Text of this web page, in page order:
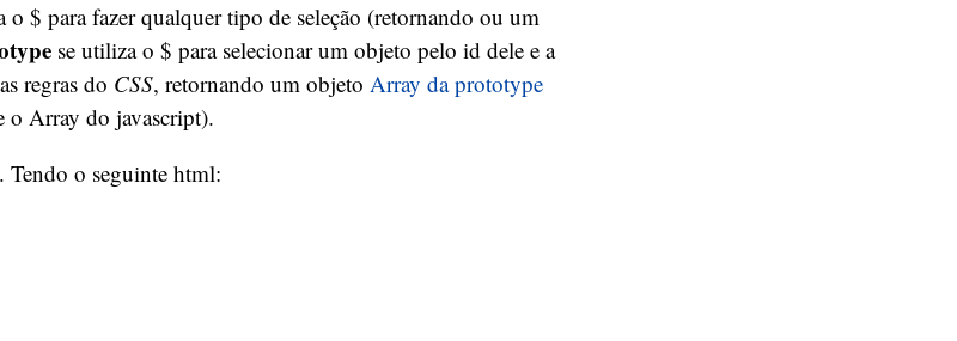
o $ para fazer qualquer tipo de seleção (retornando ou um
se utiliza o $ para selecionar um objeto pelo id dele e a
regras do CSS, retornando um objeto Array da prototype
o Array do javascript).
Tendo o seguinte html: